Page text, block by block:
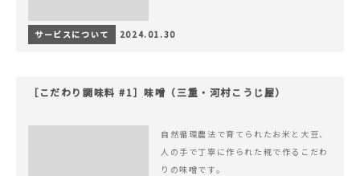
サービスについて 2024.01.30
［こだわり調味料 #1］味噌（三重・河村こうじ屋）
自然循環農法で育てられたお米と大豆、
人の手で丁寧に作られた糀で作るこだわ
りの味噌です。